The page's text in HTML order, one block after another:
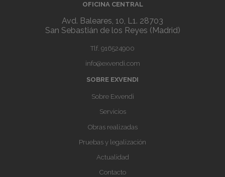
OFICINA CENTRAL
Avd. Baleares, 10, L1. 28703
San Sebastián de los Reyes (Madrid)
Tlf. 916524900
info@exvendi.com
SOBRE EXVENDI
Sobre Exvendi
Servicios
Obras realizadas
Pruebas y legalización
Actualidad
Contacto